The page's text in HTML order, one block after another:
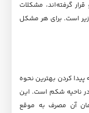
گرفته‌اند، مشکلات
است. برای هر مشکل
پیدا کردن بهترین نحوه
در ناحیه شکم است. این
آن مصرف به موقع